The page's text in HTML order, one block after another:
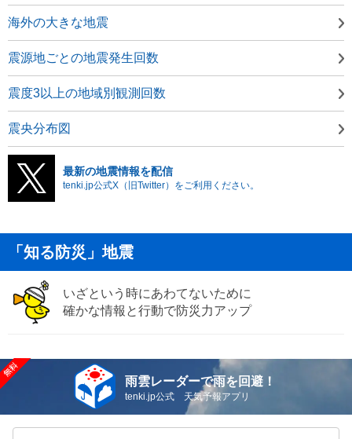
海外の大きな地震
震源地ごとの地震発生回数
震度3以上の地域別観測回数
震央分布図
最新の地震情報を配信
tenki.jp公式X（旧Twitter）をご利用ください。
「知る防災」地震
いざという時にあわてないために
確かな情報と行動で防災力アップ
雨雲レーダーで雨を回避！
tenki.jp公式 天気予報アプリ